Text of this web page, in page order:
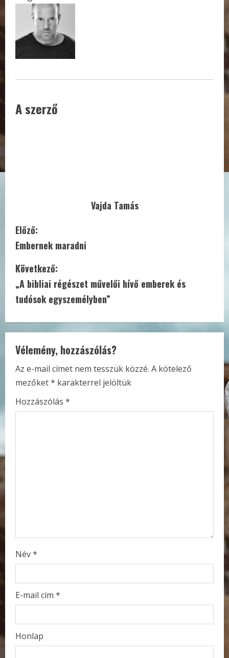
A szerző
Vajda Tamás
C
o
n
t
i
n
u
e
R
g
Előző:
Embernek maradni
Következő:
„A bibliai régészet művelői hívő emberek és
tudósok egyszemélyben”
Vélemény, hozzászólás?
Az e-mail címet nem tesszük közzé. A kötelező
mezőket* karakterrel jelöltük
Hozzászólás *
Név*
E-mail cím *
Honlap